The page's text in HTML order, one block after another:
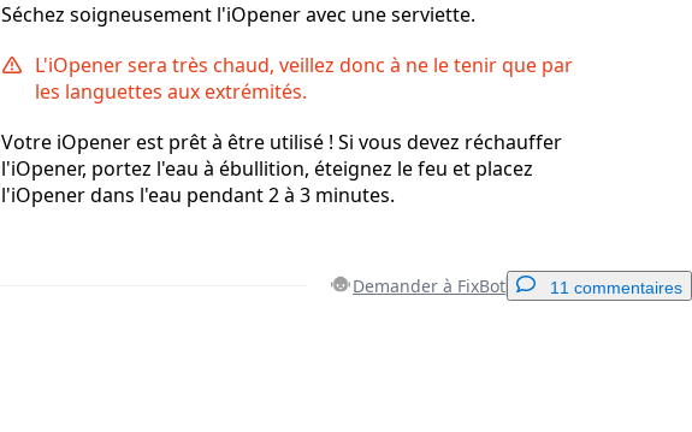
Séchez soigneusement l'iOpener avec une serviette.
L'iOpener sera très chaud, veillez donc à ne le tenir que par
les languettes aux extrémités.
Votre iOpener est prêt à être utilisé ! Si vous devez réchauffer
l'iOpener, portez l'eau à ébullition, éteignez le feu et placez
l'iOpener dans l'eau pendant 2 à 3 minutes.
Demander à FixBot 11 commentaires